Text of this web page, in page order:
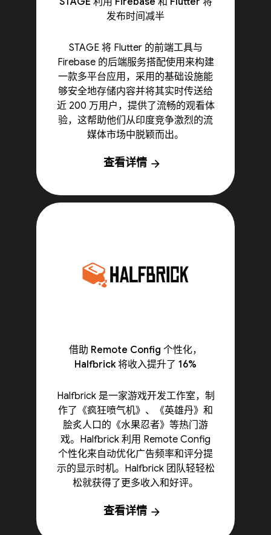
发布时间减半
STAGE 将 Flutter 的前端工具与
Firebase 的后端服务搭配使用来构建
一款多平台应用，采用的基础设施能
够安全地存储内容并将其实时传送给
近 200 万用户，提供了流畅的观看体
验，这帮助他们从印度竞争激烈的流
媒体市场中脱颖而出。
查看详情 arrow_forward
借助 Remote Config 个性化，
Halfbrick 将收入提升了 16%
Halfbrick 是一家游戏开发工作室，制
作了《疯狂喷气机》、《英雄丹》和
脍炙人口的《水果忍者》等热门游
戏。Halfbrick 利用 Remote Config
个性化来自动优化广告频率和评分提
示的显示时机。Halfbrick 团队轻轻松
松就获得了更多收入和好评。
查看详情 arrow_forward